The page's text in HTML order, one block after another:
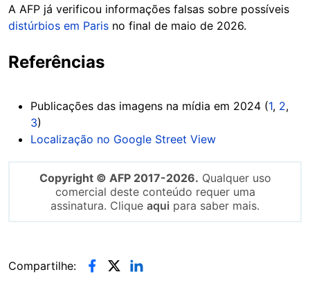
A AFP já verificou informações falsas sobre possíveis
distúrbios em Paris no final de maio de 2026.
Referências
Publicações das imagens na mídia em 2024 (1, 2,
3)
Localização no Google Street View
Copyright © AFP 2017-2026. Qualquer uso
comercial deste conteúdo requer uma
assinatura. Clique aqui para saber mais.
Compartilhe: